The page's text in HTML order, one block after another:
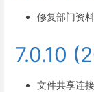
修复部门资
7.0.10
文件共享连